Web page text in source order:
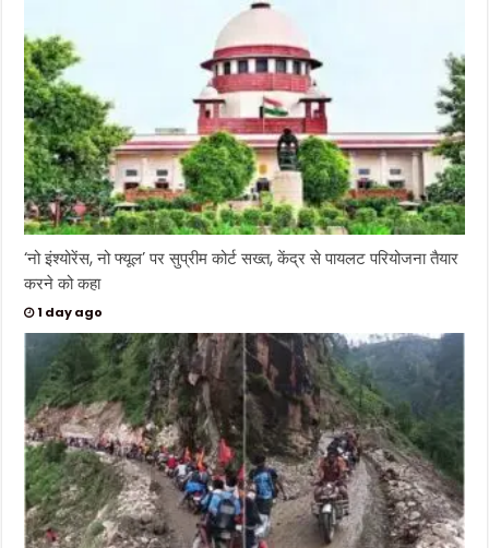
‘नो इंश्योरेंस, नो फ्यूल’ पर सुप्रीम कोर्ट सख्त, केंद्र से पायलट परियोजना तैयार
करने को कहा
1 day ago